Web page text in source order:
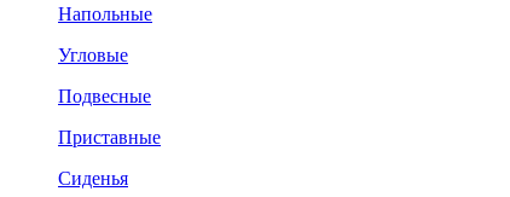
Напольные
Угловые
Подвесные
Приставные
Сиденья